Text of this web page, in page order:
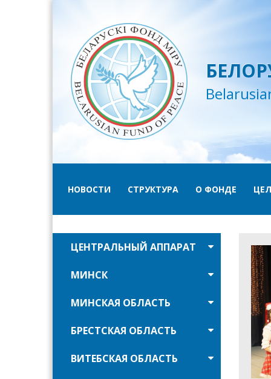
НОВОСТИ СТРУКТУРА О ФОНДЕ
ЦЕНТРАЛЬНЫЙ АППАРАТ
МИНСК
МИНСКАЯ ОБЛАСТЬ
БРЕСТСКАЯ ОБЛАСТЬ
ВИТЕБСКАЯ ОБЛАСТЬ